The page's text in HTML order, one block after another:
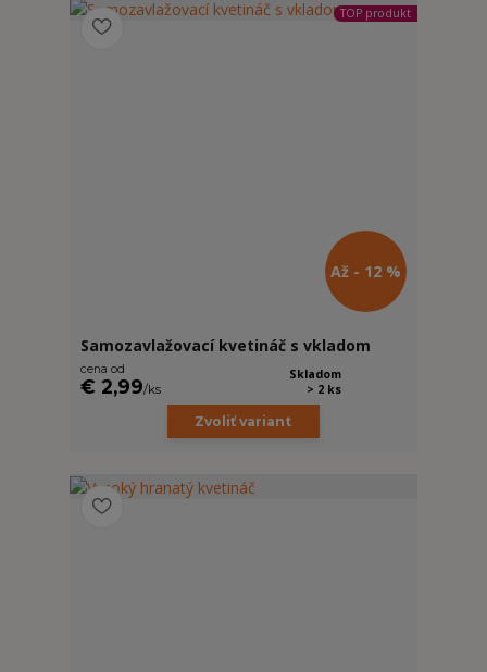
TOP produkt
Až - 12 %
Samozavlažovací kvetináč s vkladom
cena od
€ 2,99/ks
Skladom
> 2 ks
Zvoliť variant